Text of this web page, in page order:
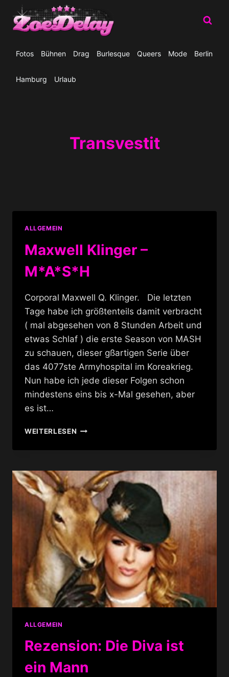
Inhalt
springen
Fotos Bühnen Drag Burlesque Queers Mode Berlin
Hamburg Urlaub
Transvestit
ALLGEMEIN
Maxwell Klinger –
M*A*S*H
Corporal Maxwell Q. Klinger. Die letzten
Tage habe ich größtenteils damit verbracht
( mal abgesehen von 8 Stunden Arbeit und
etwas Schlaf ) die erste Season von MASH
zu schauen, dieser gßartigen Serie über
das 4077ste Armyhospital im Koreakrieg.
Nun habe ich jede dieser Folgen schon
mindestens eins bis x-Mal gesehen, aber
es ist…
WEITERLESENMAXWELL
–
ALLGEMEIN
Rezension: Die Diva ist
ein Mann